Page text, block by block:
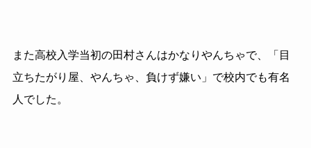
また高校入学当初の田村さんはかなりやんちゃで、「目
立ちたがり屋、やんちゃ、負けず嫌い」で校内でも有名
人でした。